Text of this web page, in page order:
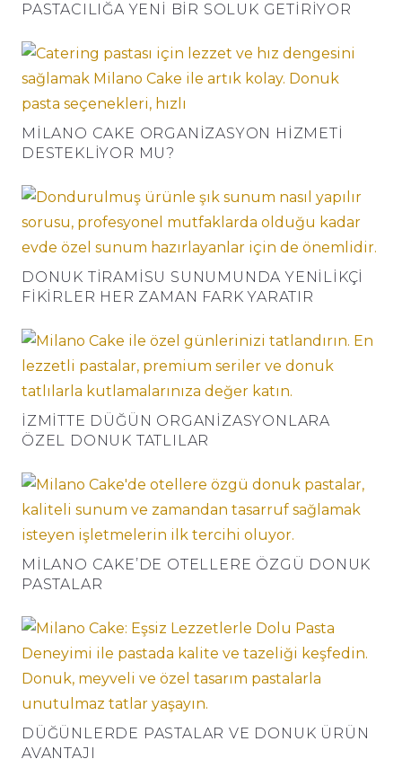
PASTACILIĞA YENI BIR SOLUK GETIRIYOR
MILANO CAKE ORGANIZASYON HIZMETI
DESTEKLIYOR MU?
DONUK TIRAMISU SUNUMUNDA YENILIKÇI
FIKIRLER HER ZAMAN FARK YARATIR
İZMITTE DÜĞÜN ORGANIZASYONLARA
ÖZEL DONUK TATLILAR
MILANO CAKE’DE OTELLERE ÖZGÜ DONUK
PASTALAR
DÜĞÜNLERDE PASTALAR VE DONUK ÜRÜN
AVANTAJI